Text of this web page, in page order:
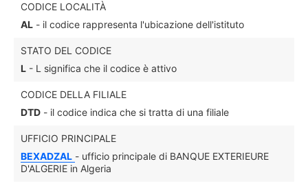
CODICE LOCALITÀ
AL - il codice rappresenta l'ubicazione dell'istituto
STATO DEL CODICE
L - L significa che il codice è attivo
CODICE DELLA FILIALE
DTD - il codice indica che si tratta di una filiale
UFFICIO PRINCIPALE
BEXADZAL - ufficio principale di BANQUE EXTERIEURE
D'ALGERIE in Algeria